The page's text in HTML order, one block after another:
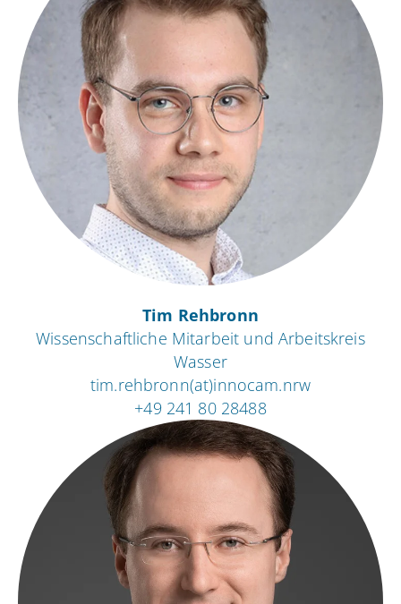
Tim Rehbronn
Wissenschaftliche Mitarbeit und Arbeitskreis
Wasser
tim.rehbronn(at)innocam.nrw
+49 241 80 28488